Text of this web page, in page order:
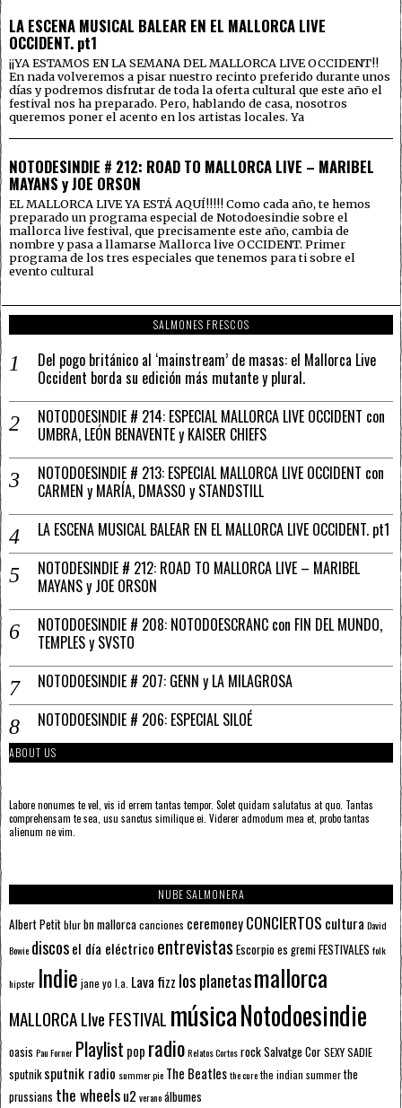
LA ESCENA MUSICAL BALEAR EN EL MALLORCA LIVE
OCCIDENT. pt1
¡¡YA ESTAMOS EN LA SEMANA DEL MALLORCA LIVE OCCIDENT!!
En nada volveremos a pisar nuestro recinto preferido durante unos
días y podremos disfrutar de toda la oferta cultural que este año el
festival nos ha preparado. Pero, hablando de casa, nosotros
queremos poner el acento en los artistas locales. Ya
NOTODESINDIE # 212: ROAD TO MALLORCA LIVE – MARIBEL
MAYANS y JOE ORSON
EL MALLORCA LIVE YA ESTÁ AQUÍ!!!!! Como cada año, te hemos
preparado un programa especial de Notodoesindie sobre el
mallorca live festival, que precisamente este año, cambia de
nombre y pasa a llamarse Mallorca live OCCIDENT. Primer
programa de los tres especiales que tenemos para ti sobre el
evento cultural
SALMONES FRESCOS
Del pogo británico al ‘mainstream’ de masas: el Mallorca Live
Occident borda su edición más mutante y plural.
NOTODOESINDIE # 214: ESPECIAL MALLORCA LIVE OCCIDENT con
UMBRA, LEÓN BENAVENTE y KAISER CHIEFS
NOTODOESINDIE # 213: ESPECIAL MALLORCA LIVE OCCIDENT con
CARMEN y MARÍA, DMASSO y STANDSTILL
LA ESCENA MUSICAL BALEAR EN EL MALLORCA LIVE OCCIDENT. pt1
NOTODESINDIE # 212: ROAD TO MALLORCA LIVE – MARIBEL
MAYANS y JOE ORSON
NOTODOESINDIE # 208: NOTODOESCRANC con FIN DEL MUNDO,
TEMPLES y SVSTO
NOTODOESINDIE # 207: GENN y LA MILAGROSA
NOTODOESINDIE # 206: ESPECIAL SILOÉ
ABOUT US
Labore nonumes te vel, vis id errem tantas tempor. Solet quidam salutatus at quo. Tantas
comprehensam te sea, usu sanctus similique ei. Viderer admodum mea et, probo tantas
alienum ne vim.
NUBE SALMONERA
Albert Petitblurbn mallorcacanciones ceremoneyCONCIERTOS cultura David
Bowie discosel día eléctrico entrevistas Escorpioes gremiFESTIVALES folk
hipster Indie jane yo l.a. Lava fizz los planetasmallorca
MALLORCA LIve FESTIVAL músicaNotodoesindie
oasis Pau Forner Playlist pop radioRelatos CortosrockSalvatge CorSEXY SADIE
sputnik sputnik radio summer pie The Beatlesthe curethe indian summerthe
prussians the wheelsu2 veranoálbumes